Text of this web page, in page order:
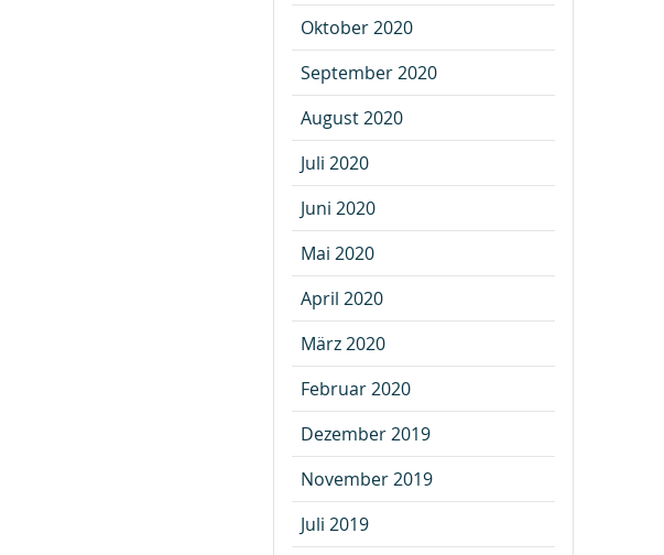
Oktober 2020
September 2020
August 2020
Juli 2020
Juni 2020
Mai 2020
April 2020
März 2020
Februar 2020
Dezember 2019
November 2019
Juli 2019